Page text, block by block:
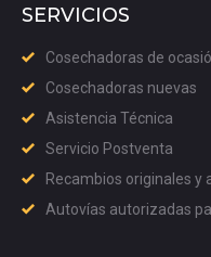
SERVICIOS
Cosechadoras de
Cosechadoras nuevas
Asistencia Técnica
Servicio Postventa
Recambios originales y
Autovías autorizadas